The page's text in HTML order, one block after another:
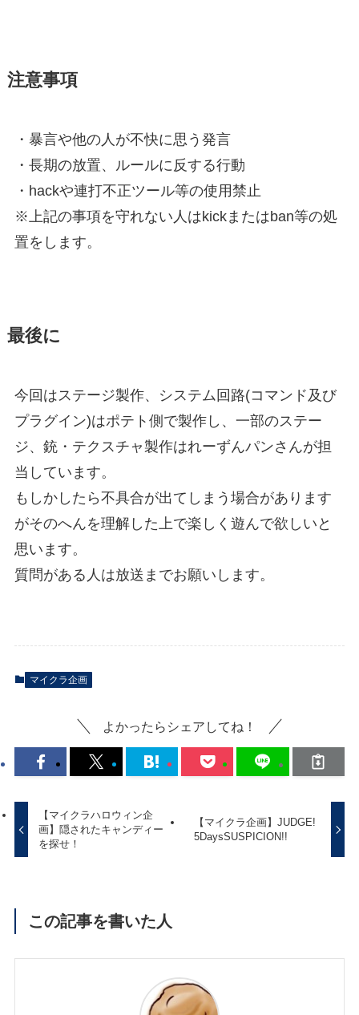
注意事項
・暴言や他の人が不快に思う発言
・長期の放置、ルールに反する行動
・hackや連打不正ツール等の使用禁止
※上記の事項を守れない人はkickまたはban等の処
置をします。
最後に
今回はステージ製作、システム回路(コマンド及び
プラグイン)はポテト側で製作し、一部のステー
ジ、銃・テクスチャ製作はれーずんパンさんが担
当しています。
もしかしたら不具合が出てしまう場合があります
がそのへんを理解した上で楽しく遊んで欲しいと
思います。
質問がある人は放送までお願いします。
マイクラ企画
よかったらシェアしてね！
【マイクラハロウィン企
画】隠されたキャンディー
を探せ！
【マイクラ企画】JUDGE!
5DaysSUSPICION!!
この記事を書いた人